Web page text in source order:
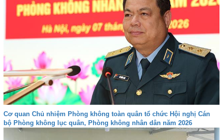
Cơ quan Chủ nhiệm Phòng không toàn quân tổ chức Hội nghị Cán
bộ Phòng không lục quân, Phòng không nhân dân năm 2026